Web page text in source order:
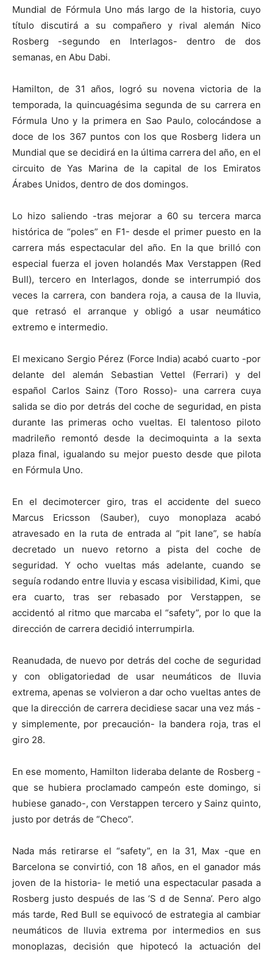
Mundial de Fórmula Uno más largo de la historia, cuyo
título discutirá a su compañero y rival alemán Nico
Rosberg -segundo en Interlagos- dentro de dos
semanas, en Abu Dabi.
Hamilton, de 31 años, logró su novena victoria de la
temporada, la quincuagésima segunda de su carrera en
Fórmula Uno y la primera en Sao Paulo, colocándose a
doce de los 367 puntos con los que Rosberg lidera un
Mundial que se decidirá en la última carrera del año, en el
circuito de Yas Marina de la capital de los Emiratos
Árabes Unidos, dentro de dos domingos.
Lo hizo saliendo -tras mejorar a 60 su tercera marca
histórica de “poles” en F1- desde el primer puesto en la
carrera más espectacular del año. En la que brilló con
especial fuerza el joven holandés Max Verstappen (Red
Bull), tercero en Interlagos, donde se interrumpió dos
veces la carrera, con bandera roja, a causa de la lluvia,
que retrasó el arranque y obligó a usar neumático
extremo e intermedio.
El mexicano Sergio Pérez (Force India) acabó cuarto -por
delante del alemán Sebastian Vettel (Ferrari) y del
español Carlos Sainz (Toro Rosso)- una carrera cuya
salida se dio por detrás del coche de seguridad, en pista
durante las primeras ocho vueltas. El talentoso piloto
madrileño remontó desde la decimoquinta a la sexta
plaza final, igualando su mejor puesto desde que pilota
en Fórmula Uno.
En el decimotercer giro, tras el accidente del sueco
Marcus Ericsson (Sauber), cuyo monoplaza acabó
atravesado en la ruta de entrada al “pit lane”, se había
decretado un nuevo retorno a pista del coche de
seguridad. Y ocho vueltas más adelante, cuando se
seguía rodando entre lluvia y escasa visibilidad, Kimi, que
era cuarto, tras ser rebasado por Verstappen, se
accidentó al ritmo que marcaba el “safety”, por lo que la
dirección de carrera decidió interrumpirla.
Reanudada, de nuevo por detrás del coche de seguridad
y con obligatoriedad de usar neumáticos de lluvia
extrema, apenas se volvieron a dar ocho vueltas antes de
que la dirección de carrera decidiese sacar una vez más -
y simplemente, por precaución- la bandera roja, tras el
giro 28.
En ese momento, Hamilton lideraba delante de Rosberg -
que se hubiera proclamado campeón este domingo, si
hubiese ganado-, con Verstappen tercero y Sainz quinto,
justo por detrás de “Checo”.
Nada más retirarse el “safety”, en la 31, Max -que en
Barcelona se convirtió, con 18 años, en el ganador más
joven de la historia- le metió una espectacular pasada a
Rosberg justo después de las ‘S d de Senna’. Pero algo
más tarde, Red Bull se equivocó de estrategia al cambiar
neumáticos de lluvia extrema por intermedios en sus
monoplazas, decisión que hipotecó la actuación del